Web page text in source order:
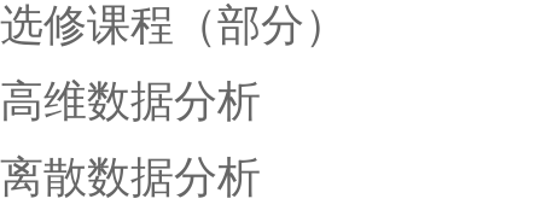
选修课程（部分）
高维数据分析
离散数据分析